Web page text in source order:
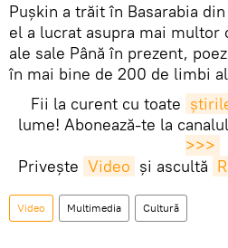
Pușkin a trăit în Basarabia
el a lucrat asupra mai multor
ale sale Până în prezent,
în mai bine de 200 de limbi
Fii la curent cu toate
lume! Abonează-te la
>>>
Privește Video și ascultă
Video Multimedia Cultură